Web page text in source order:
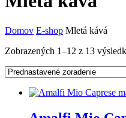
Domov E-shop Mletá kává
Zobrazených 1–12 z 13